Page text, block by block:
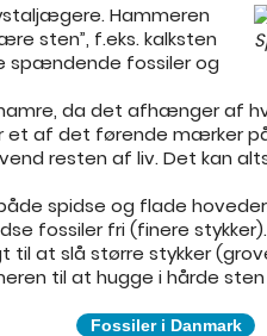
Hammeren
sten”, f.eks. kalksten
spændende fossiler og
da det afhænger af
et af det førende mærker
resten af liv. Det kan
spidse og flade
fossiler fri (finere stykker).
at slå større stykker
til at hugge i hårde
Fossiler i Danmark